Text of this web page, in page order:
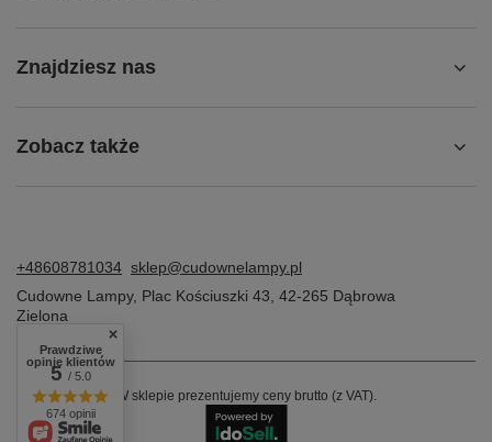
Znajdziesz nas
Zobacz także
+48608781034 sklep@cudownelampy.pl
Cudowne Lampy, Plac Kościuszki 43 42-265 Dąbrowa
Zielona
W sklepie prezentujemy ceny brutto (z VAT).
Prawdziwe
opinie klientów
5/ 5.0
674 opinii